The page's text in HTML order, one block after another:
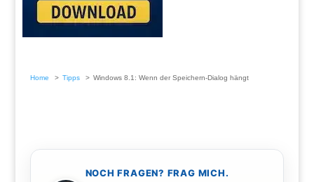
Home Tipps Windows 8.1: Wenn der Speichern-Dialog hängt
NOCH FRAGEN? FRAG MICH.